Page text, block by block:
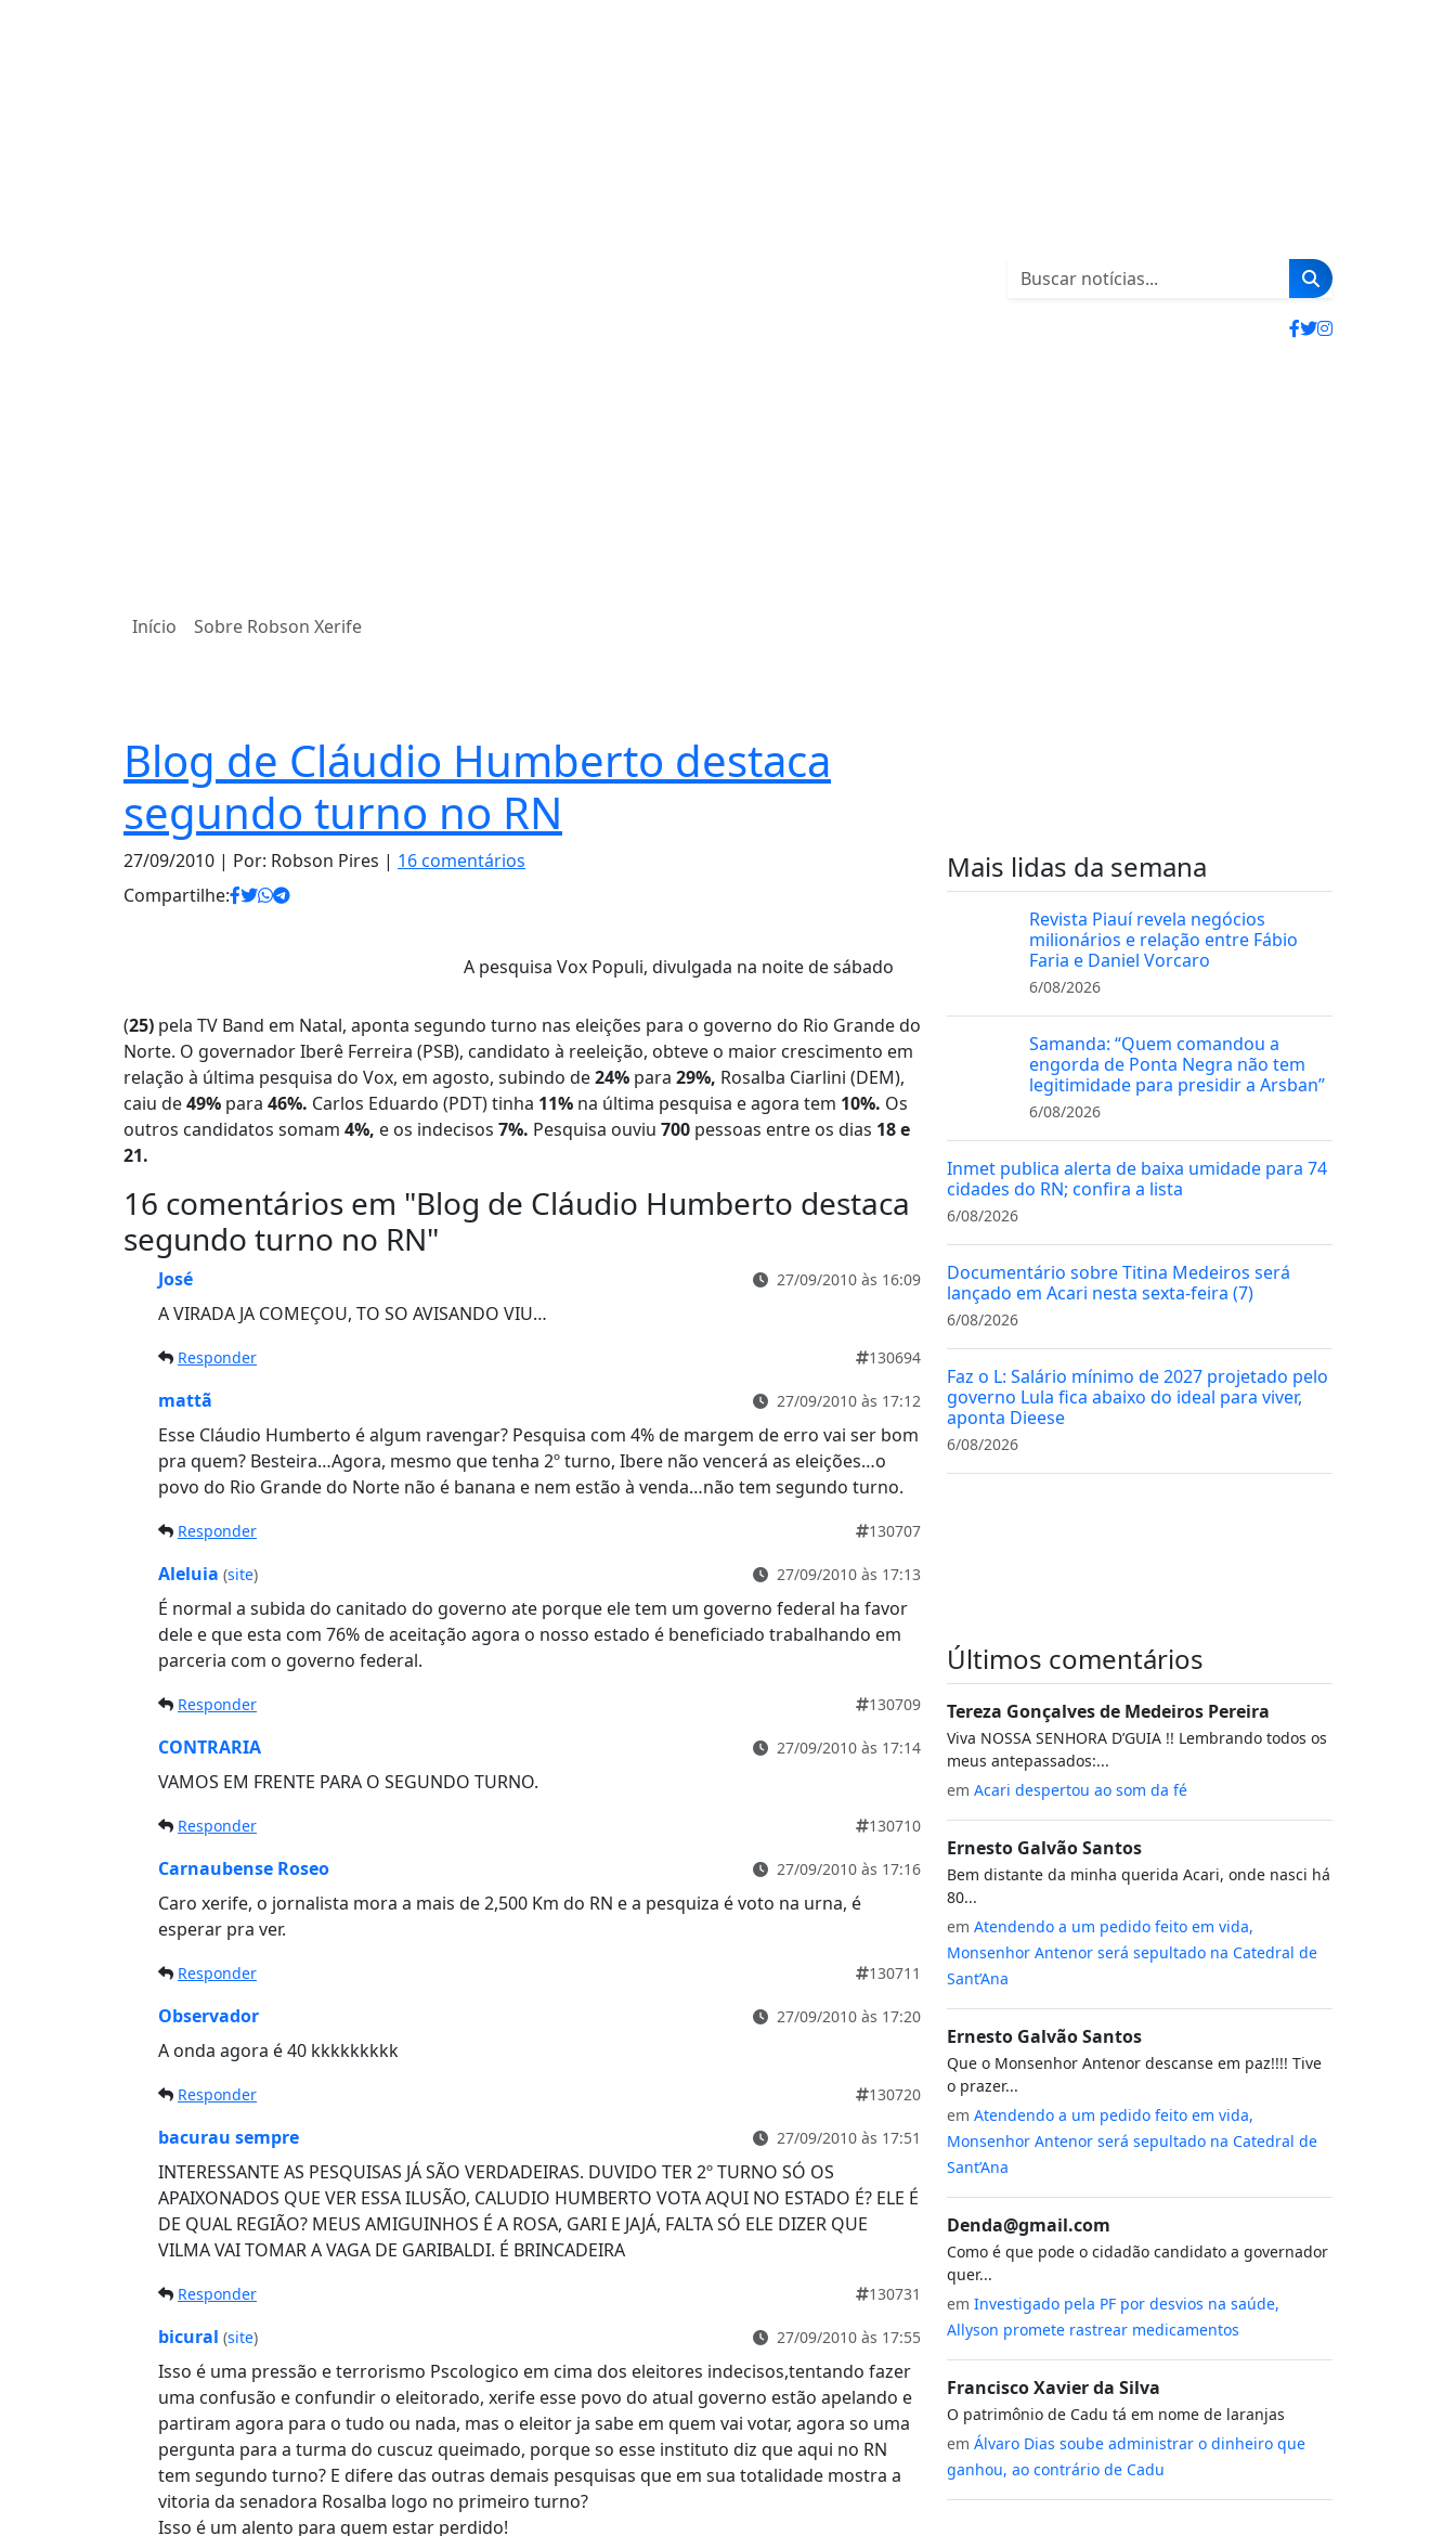
Início Sobre Robson Xerife
Blog de Cláudio Humberto destaca
segundo turno no RN
27/09/2010 | Por: Robson Pires | 16 comentários
Compartilhe:
A pesquisa Vox Populi, divulgada na noite de sábado
(25) pela TV Band em Natal, aponta segundo turno nas eleições para o governo do Rio Grande do
Norte. O governador Iberê Ferreira (PSB), candidato à reeleição, obteve o maior crescimento em
relação à última pesquisa do Vox, em agosto, subindo de24% para 29%, Rosalba Ciarlini (DEM),
caiu de49% para 46%. Carlos Eduardo (PDT) tinha 11% na última pesquisa e agora tem 10%. Os
outros candidatos somam 4%, e os indecisos 7%. Pesquisa ouviu 700 pessoas entre os dias 18 e
21.
16 comentários em "Blog de Cláudio Humberto destaca
segundo turno no RN"
José 27/09/2010 às 16:09
A VIRADA JA COMEÇOU, TO SO AVISANDO VIU…
Responder 130694
mattã 27/09/2010 às 17:12
Esse Cláudio Humberto é algum ravengar? Pesquisa com 4% de margem de erro vai ser bom
pra quem? Besteira…Agora, mesmo que tenha 2º turno, Ibere não vencerá as eleições…o
povo do Rio Grande do Norte não é banana e nem estão à venda…não tem segundo turno.
Responder 130707
Aleluia (site) 27/09/2010 às 17:13
É normal a subida do canitado do governo ate porque ele tem um governo federal ha favor
dele e que esta com 76% de aceitação agora o nosso estado é beneficiado trabalhando em
parceria com o governo federal.
Responder 130709
CONTRARIA 27/09/2010 às 17:14
VAMOS EM FRENTE PARA O SEGUNDO TURNO.
Responder 130710
Carnaubense Roseo 27/09/2010 às 17:16
Caro xerife, o jornalista mora a mais de 2,500 Km do RN e a pesquiza é voto na urna, é
esperar pra ver.
Responder 130711
Observador 27/09/2010 às 17:20
A onda agora é 40 kkkkkkkkk
Responder 130720
bacurau sempre 27/09/2010 às 17:51
INTERESSANTE AS PESQUISAS JÁ SÃO VERDADEIRAS. DUVIDO TER 2º TURNO SÓ OS
APAIXONADOS QUE VER ESSA ILUSÃO, CALUDIO HUMBERTO VOTA AQUI NO ESTADO É? ELE É
DE QUAL REGIÃO? MEUS AMIGUINHOS É A ROSA, GARI E JAJÁ, FALTA SÓ ELE DIZER QUE
VILMA VAI TOMAR A VAGA DE GARIBALDI. É BRINCADEIRA
Responder 130731
bicural (site) 27/09/2010 às 17:55
Isso é uma pressão e terrorismo Pscologico em cima dos eleitores indecisos,tentando fazer
uma confusão e confundir o eleitorado, xerife esse povo do atual governo estão apelando e
partiram agora para o tudo ou nada, mas o eleitor ja sabe em quem vai votar, agora so uma
pergunta para a turma do cuscuz queimado, porque so esse instituto diz que aqui no RN
tem segundo turno? E difere das outras demais pesquisas que em sua totalidade mostra a
vitoria da senadora Rosalba logo no primeiro turno?
Isso é um alento para quem estar perdido!
Mais lidas da semana
Revista Piauí revela negócios
milionários e relação entre Fábio
Faria e Daniel Vorcaro
6/08/2026
Samanda: “Quem comandou a
engorda de Ponta Negra não tem
legitimidade para presidir a Arsban”
6/08/2026
Inmet publica alerta de baixa umidade para 74
cidades do RN; confira a lista
6/08/2026
Documentário sobre Titina Medeiros será
lançado em Acari nesta sexta-feira (7)
6/08/2026
Faz o L: Salário mínimo de 2027 projetado pelo
governo Lula fica abaixo do ideal para viver,
aponta Dieese
6/08/2026
Últimos comentários
Tereza Gonçalves de Medeiros Pereira
Viva NOSSA SENHORA D’GUIA !! Lembrando todos os
meus antepassados:...
em Acari despertou ao som da fé
Ernesto Galvão Santos
Bem distante da minha querida Acari, onde nasci há
80...
em Atendendo a um pedido feito em vida,
Monsenhor Antenor será sepultado na Catedral de
Sant’Ana
Ernesto Galvão Santos
Que o Monsenhor Antenor descanse em paz!!!! Tive
o prazer...
em Atendendo a um pedido feito em vida,
Monsenhor Antenor será sepultado na Catedral de
Sant’Ana
Denda@gmail.com
Como é que pode o cidadão candidato a governador
quer...
em Investigado pela PF por desvios na saúde,
Allyson promete rastrear medicamentos
Francisco Xavier da Silva
O patrimônio de Cadu tá em nome de laranjas
em Álvaro Dias soube administrar o dinheiro que
ganhou, ao contrário de Cadu